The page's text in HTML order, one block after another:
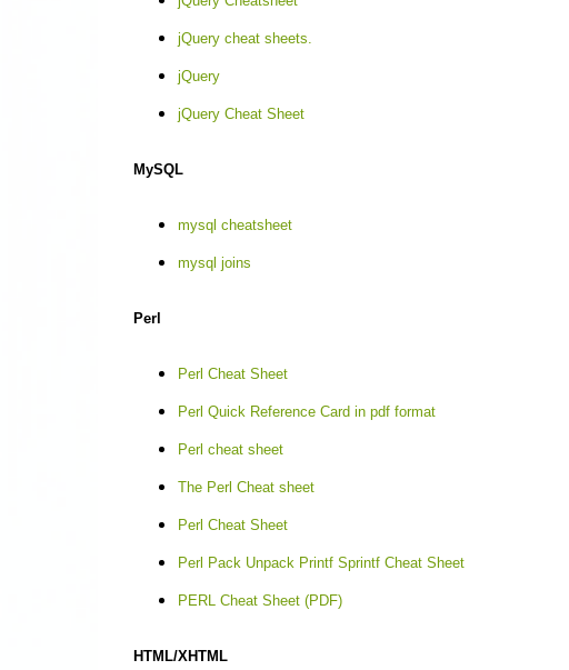
jQuery cheat sheets.
jQuery
jQuery Cheat Sheet
MySQL
mysql cheatsheet
mysql joins
Perl
Perl Cheat Sheet
Perl Quick Reference Card in pdf format
Perl cheat sheet
The Perl Cheat sheet
Perl Cheat Sheet
Perl Pack Unpack Printf Sprintf Cheat Sheet
PERL Cheat Sheet (PDF)
HTML/XHTML